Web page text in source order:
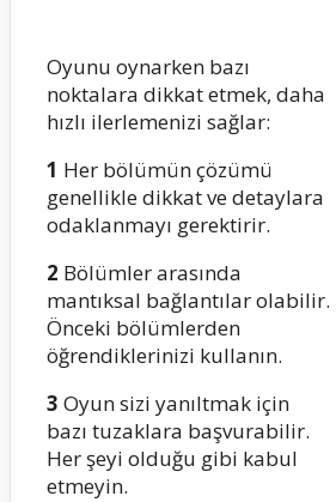
Oyunu oynarken bazı
noktalara dikkat etmek, daha
hızlı ilerlemenizi sağlar:
1 Her bölümün çözümü
genellikle dikkat ve detaylara
odaklanmayı gerektirir.
2 Bölümler arasında
mantıksal bağlantılar olabilir.
Önceki bölümlerden
öğrendiklerinizi kullanın.
3 Oyun sizi yanıltmak için
bazı tuzaklara başvurabilir.
Her şeyi olduğu gibi kabul
etmeyin.